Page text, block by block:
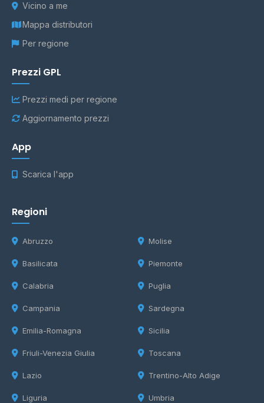
Vicino a me
Mappa distributori
Per regione
Prezzi GPL
Prezzi medi per regione
Aggiornamento prezzi
App
Scarica l'app
Regioni
Abruzzo
Basilicata
Calabria
Campania
Emilia-Romagna
Friuli-Venezia Giulia
Lazio
Liguria
Molise
Piemonte
Puglia
Sardegna
Sicilia
Toscana
Trentino-Alto Adige
Umbria